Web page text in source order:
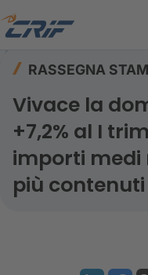
RASSEGNA
Vivace la
+7,2% al I
importi medi
più contenuti